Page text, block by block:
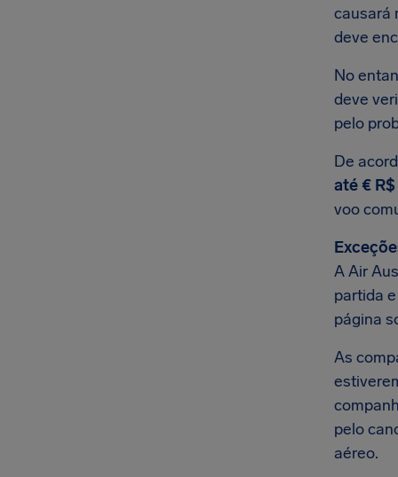
causará
deve
No
deve
pelo
De
até €
voo
A Air
partida
página
As
pelo
aéreo.